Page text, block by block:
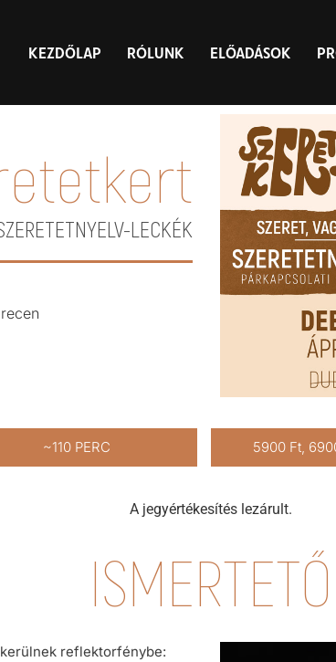
KEZDŐLAP RÓLUNK ELŐADÁSOK
LECKÉK
~110 PERC 5900 Ft,
A jegyértékesítés lezárult.
ISMERTETŐ
reflektorfénybe: